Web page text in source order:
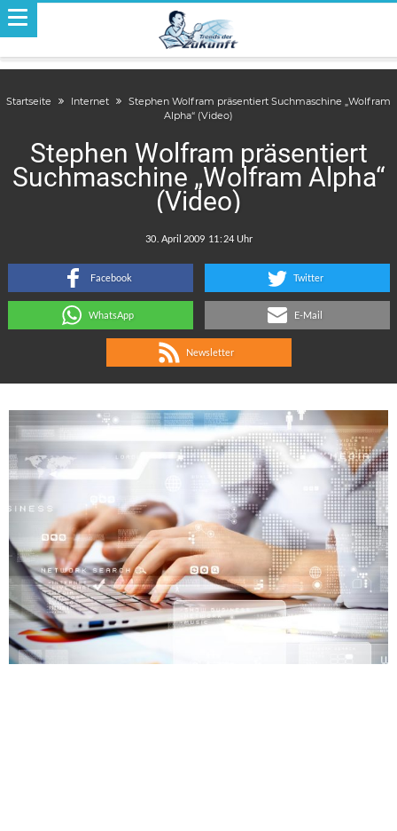
Startseite Internet
Stephen Wolfram präsentiert Suchmaschine „Wolfram
Alpha“ (Video)
Stephen Wolfram präsentiert
Suchmaschine „Wolfram Alpha“
(Video)
:
Facebook Twitter
WhatsApp E-Mail
Newsletter